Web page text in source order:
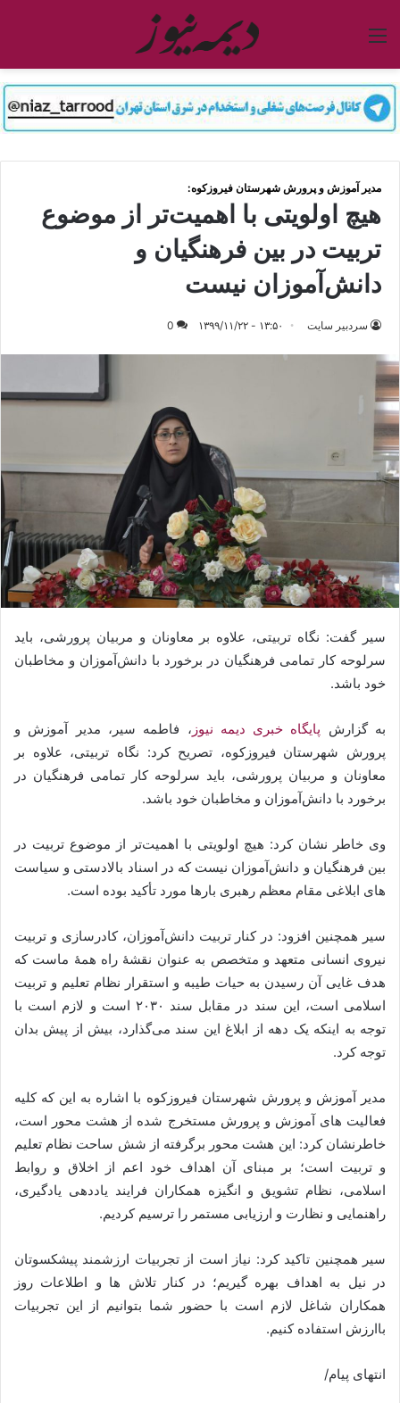
منو
مدیر آموزش و پرورش شهرستان فیروزکوه:
هیچ اولویتی با اهمیت‌تر از موضوع
تربیت در بین فرهنگیان و
دانش‌آموزان نیست
سردبیر سایت ۱۳:۵۰ - ۱۳۹۹/۱۱/۲۲ 0
سیر گفت: نگاه تربیتی، علاوه بر معاونان و مربیان پرورشی، باید
سرلوحه کار تمامی فرهنگیان در برخورد با دانش‌آموزان و مخاطبان
خود باشد.
به گزارش پایگاه خبری دیمه نیوز ، فاطمه سیر، مدیر آموزش و
پرورش شهرستان فیروزکوه، تصریح کرد: نگاه تربیتی، علاوه بر
معاونان و مربیان پرورشی، باید سرلوحه کار تمامی فرهنگیان در
برخورد با دانش‌آموزان و مخاطبان خود باشد.
وی خاطر نشان کرد: هیچ اولویتی با اهمیت‌تر از موضوع تربیت در
بین فرهنگیان و دانش‌آموزان نیست که در اسناد بالادستی و سیاست
های ابلاغی مقام معظم رهبری بار‌ها مورد تأکید بوده است.
سیر همچنین افزود: در کنار تربیت دانش‌آموزان، کادرسازی و تربیت
نیروی انسانی متعهد و متخصص به عنوان نقشۀ راه همۀ ماست که
هدف غایی آن رسیدن به حیات طیبه و استقرار نظام تعلیم و تربیت
اسلامی است، این سند در مقابل سند ۲۰۳۰ است و لازم است با
توجه به اینکه یک دهه از ابلاغ این سند می‌گذارد، بیش از پیش بدان
توجه کرد.
مدیر آموزش و پرورش شهرستان فیروزکوه با اشاره به این که کلیه
فعالیت های آموزش و پرورش مستخرج شده از هشت محور است،
خاطرنشان کرد: این هشت محور برگرفته از شش ساحت نظام تعلیم
و تربیت است؛ بر مبنای آن اهداف خود اعم از اخلاق و روابط
اسلامی، نظام تشویق و انگیزه همکاران فرایند یاددهی یادگیری،
راهنمایی و نظارت و ارزیابی مستمر را ترسیم کردیم.
سیر همچنین تاکید کرد: نیاز است از تجربیات ارزشمند پیشکسوتان
در نیل به اهداف بهره‌ گیریم؛ در کنار تلاش ها و اطلاعات روز
همکاران شاغل لازم است با حضور شما بتوانیم از این تجربیات
باارزش استفاده کنیم.
انتهای پیام/